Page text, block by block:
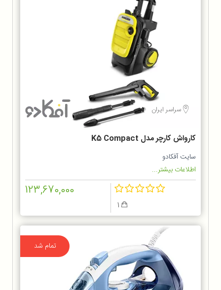
سراسر ایران
کارواش کارچر مدل K5 Compact
سایت آفکادو
اطلاعات بیشتر...
123,670,000
تمام شد